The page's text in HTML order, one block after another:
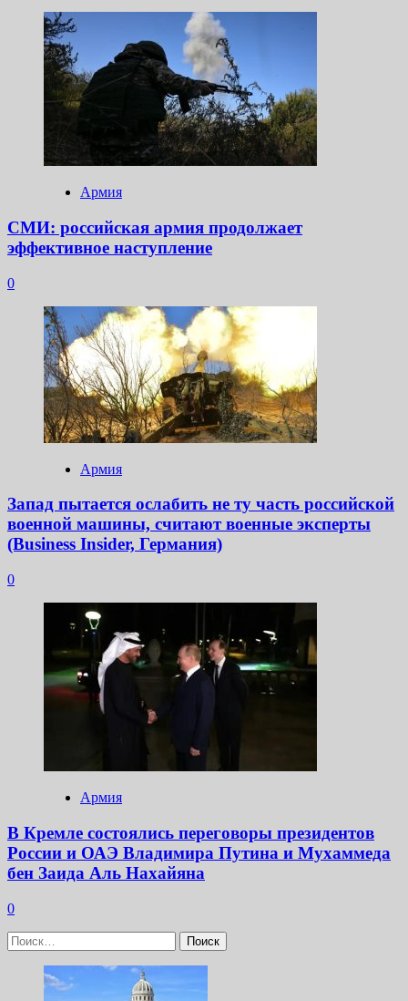
Армия
СМИ: российская армия продолжает
эффективное наступление
0
Армия
Запад пытается ослабить не ту часть российской
военной машины, считают военные эксперты
(Business Insider, Германия)
0
Армия
В Кремле состоялись переговоры президентов
России и ОАЭ Владимира Путина и Мухаммеда
бен Заида Аль Нахайяна
0
Найти: